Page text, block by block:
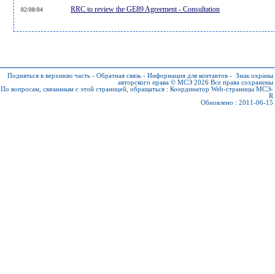
02/08/04 RRC to review the GE89 Agreement - Consultation
Подняться в верхнюю часть - Обратная связь - Информация для контактов - Знак охраны
авторского права © МСЭ 2026 Все права сохранены
По вопросам, связанным с этой страницей, обращаться : Координатор Web-страницы МСЭ-
R
Обновлено : 2011-06-15